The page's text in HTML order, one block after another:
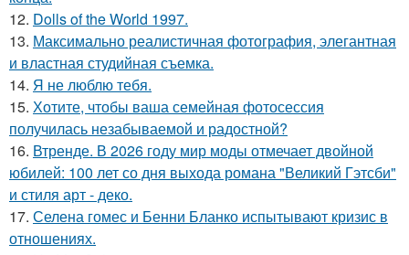
12. Dolls of the World 1997.
13. Максимально реалистичная фотография, элегантная
и властная студийная съемка.
14. Я не люблю тебя.
15. Хотите, чтобы ваша семейная фотосессия
получилась незабываемой и радостной?
16. Втренде. В 2026 году мир моды отмечает двойной
юбилей: 100 лет со дня выхода романа "Великий Гэтсби"
и стиля арт - деко.
17. Селена гомес и Бенни Бланко испытывают кризис в
отношениях.